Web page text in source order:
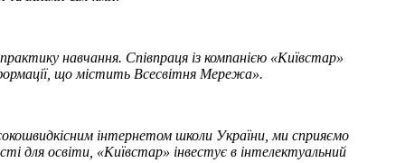
навчання. Співпраця із компанією «Київстар»
що містить Всесвітня Мережа».
інтернетом школи України, ми сприяємо
для освіти, «Київстар» інвестує в інтелектуальний